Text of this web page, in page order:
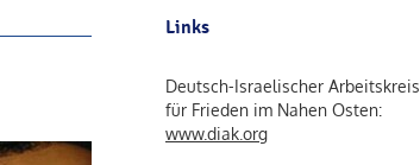
Links
Deutsch-Israelischer Arbeitskreis
für Frieden im Nahen Osten:
www.diak.org